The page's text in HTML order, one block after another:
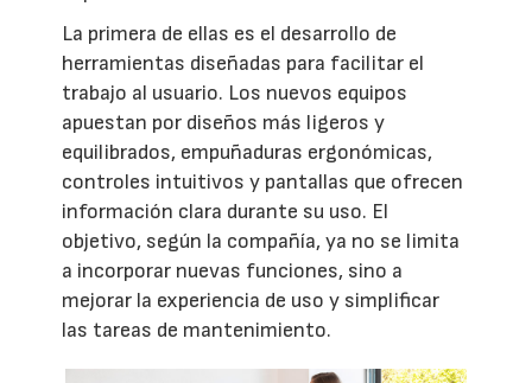
La primera de ellas es el desarrollo de
herramientas diseñadas para facilitar el
trabajo al usuario. Los nuevos equipos
apuestan por diseños más ligeros y
equilibrados, empuñaduras ergonómicas,
controles intuitivos y pantallas que ofrecen
información clara durante su uso. El
objetivo, según la compañía, ya no se limita
a incorporar nuevas funciones, sino a
mejorar la experiencia de uso y simplificar
las tareas de mantenimiento.